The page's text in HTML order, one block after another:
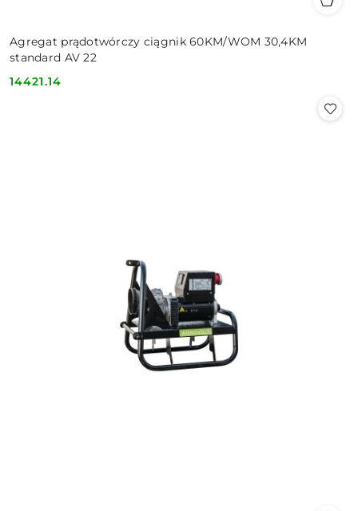
Agregat prądotwórczy ciągnik 60KM/WOM 30,4KM
standard AV 22
Cena:
14421.14